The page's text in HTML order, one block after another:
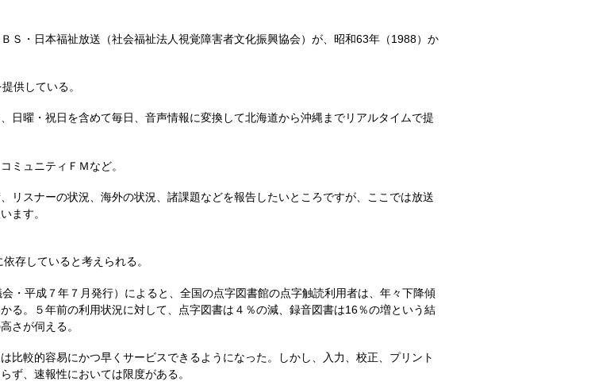
Ｓ・日本福祉放送（社会福祉法人視覚障害者文化振興協会）が、昭和63年（1988）か
供している。
曜・祝日を含めて毎日、音声情報に変換して北海道から沖縄までリアルタイムで提
ミュニティＦＭなど。
スナーの状況、海外の状況、諸課題などを報告したいところですが、ここでは放送
ます。
存していると考えられる。
・平成７年７月発行）によると、全国の点字図書館の点字触読利用者は、年々下降傾
る。５年前の利用状況に対して、点字図書は４％の減、録音図書は16％の増という結
さが伺える。
較的容易にかつ早くサービスできるようになった。しかし、入力、校正、プリント
ず、速報性においては限度がある。